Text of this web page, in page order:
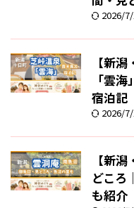
2026/
【新
「雲
宿泊記
2026/
【新
どころ
も紹介